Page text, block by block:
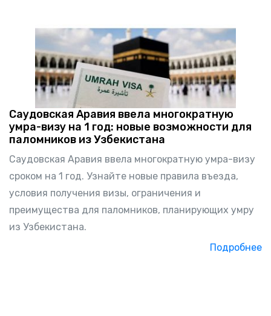
Саудовская Аравия ввела многократную
умра-визу на 1 год: новые возможности для
паломников из Узбекистана
Саудовская Аравия ввела многократную умра-визу
сроком на 1 год. Узнайте новые правила въезда,
условия получения визы, ограничения и
преимущества для паломников, планирующих умру
из Узбекистана.
Подробнее